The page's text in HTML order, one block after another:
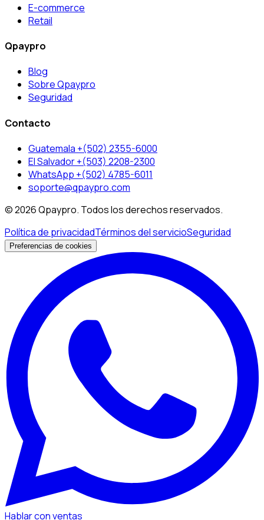
E-commerce
Retail
Qpaypro
Blog
Sobre Qpaypro
Seguridad
Contacto
Guatemala +(502) 2355-6000
El Salvador +(503) 2208-2300
WhatsApp +(502) 4785-6011
soporte@qpaypro.com
© 2026 Qpaypro. Todos los derechos reservados.
Política de privacidadTérminos del servicioSeguridad
Preferencias de cookies
Hablar con ventas